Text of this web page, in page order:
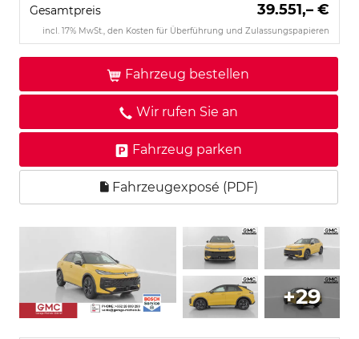
Gesamtpreis 39.551,– €
incl. 17% MwSt., den Kosten für Überführung und Zulassungspapieren
Fahrzeug bestellen
Wir rufen Sie an
Fahrzeug parken
Fahrzeugexposé (PDF)
+29